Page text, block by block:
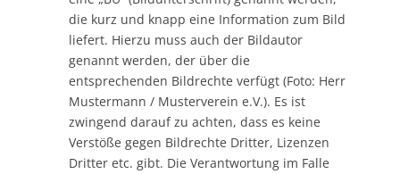
die kurz und knapp eine Information zum Bild
liefert. Hierzu muss auch der Bildautor
genannt werden, der über die
entsprechenden Bildrechte verfügt (Foto: Herr
Mustermann / Musterverein e.V.). Es ist
zwingend darauf zu achten, dass es keine
Verstöße gegen Bildrechte Dritter, Lizenzen
Dritter etc. gibt. Die Verantwortung im Falle